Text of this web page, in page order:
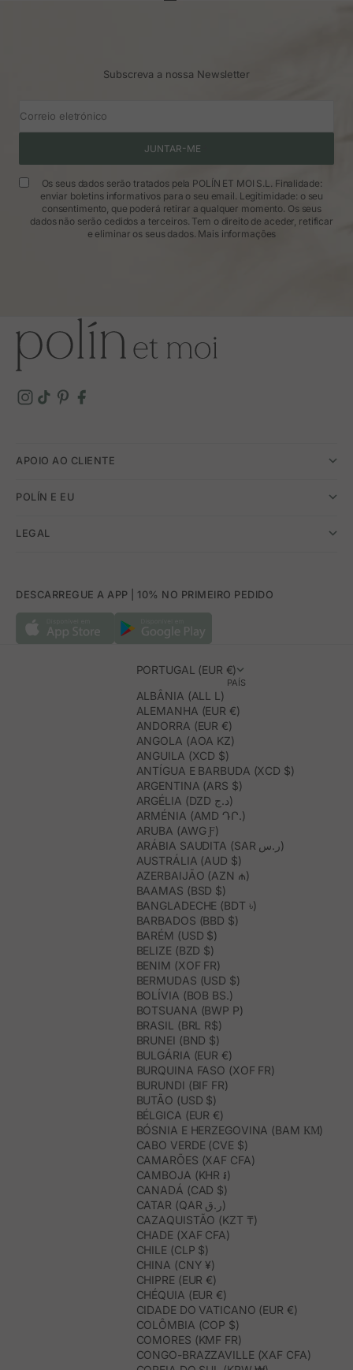
Subscreva a nossa Newsletter
Correio eletrónico
JUNTAR-ME
Os seus dados serão tratados pela POLÍN ET MOI S.L. Finalidade:
enviar boletins informativos para o seu email. Legitimidade: o seu
consentimento, que poderá retirar a qualquer momento. Os seus
dados não serão cedidos a terceiros. Tem o direito de aceder, retificar
e eliminar os seus dados. Mais informações
APOIO AO CLIENTE
POLÍN E EU
LEGAL
DESCARREGUE A APP | 10% NO PRIMEIRO PEDIDO
PORTUGAL (EUR €)
PAÍS
ALBÂNIA (ALL L)
ALEMANHA (EUR €)
ANDORRA (EUR €)
ANGOLA (AOA KZ)
ANGUILA (XCD $)
ANTÍGUA E BARBUDA (XCD $)
ARGENTINA (ARS $)
ARGÉLIA (DZD د.ج)
ARMÉNIA (AMD ԴՐ.)
ARUBA (AWG Ƒ)
ARÁBIA SAUDITA (SAR ر.س)
AUSTRÁLIA (AUD $)
AZERBAIJÃO (AZN ₼)
BAAMAS (BSD $)
BANGLADECHE (BDT ৳)
BARBADOS (BBD $)
BARÉM (USD $)
BELIZE (BZD $)
BENIM (XOF FR)
BERMUDAS (USD $)
BOLÍVIA (BOB BS.)
BOTSUANA (BWP P)
BRASIL (BRL R$)
BRUNEI (BND $)
BULGÁRIA (EUR €)
BURQUINA FASO (XOF FR)
BURUNDI (BIF FR)
BUTÃO (USD $)
BÉLGICA (EUR €)
BÓSNIA E HERZEGOVINA (BAM КМ)
CABO VERDE (CVE $)
CAMARÕES (XAF CFA)
CAMBOJA (KHR ៛)
CANADÁ (CAD $)
CATAR (QAR ر.ق)
CAZAQUISTÃO (KZT ₸)
CHADE (XAF CFA)
CHILE (CLP $)
CHINA (CNY ¥)
CHIPRE (EUR €)
CHÉQUIA (EUR €)
CIDADE DO VATICANO (EUR €)
COLÔMBIA (COP $)
COMORES (KMF FR)
CONGO-BRAZZAVILLE (XAF CFA)